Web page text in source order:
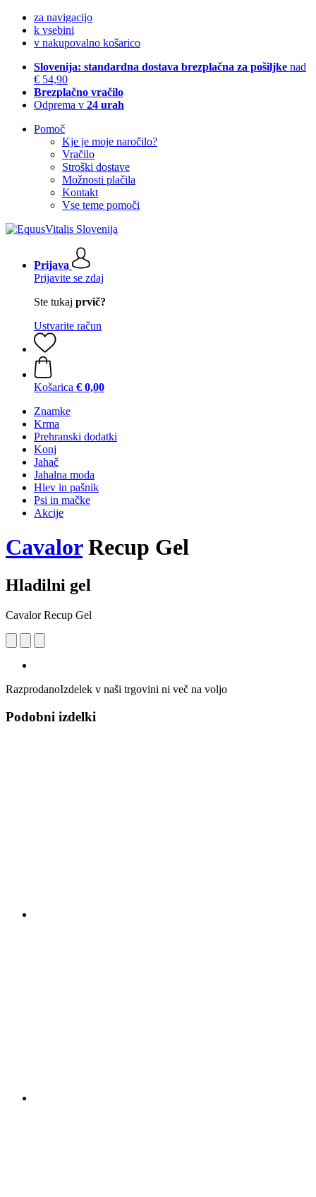
za navigacijo
k vsebini
v nakupovalno košarico
Slovenija: standardna dostava brezplačna za pošiljke nad
€ 54,90
Brezplačno vračilo
Odprema v 24 urah
Pomoč
Kje je moje naročilo?
Vračilo
Stroški dostave
Možnosti plačila
Kontakt
Vse teme pomoči
Prijava
Prijavite se zdaj
Ste tukaj prvič?
Ustvarite račun
Košarica € 0,00
Znamke
Krma
Prehranski dodatki
Konj
Jahač
Jahalna moda
Hlev in pašnik
Psi in mačke
Akcije
CavalorRecup Gel
Hladilni gel
Cavalor Recup Gel
RazprodanoIzdelek v naši trgovini ni več na voljo
Podobni izdelki